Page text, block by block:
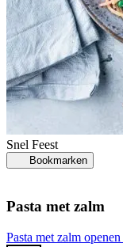
Snel Feest
Bookmarken
Pasta met zalm
Pasta met zalm openen